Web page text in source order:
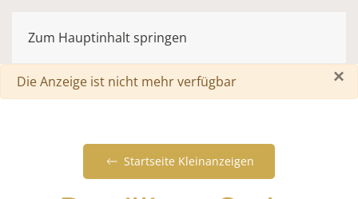
Zum Hauptinhalt springen
×
Warnung
Die Anzeige ist nicht mehr verfügbar
Startseite Kleinanzeigen